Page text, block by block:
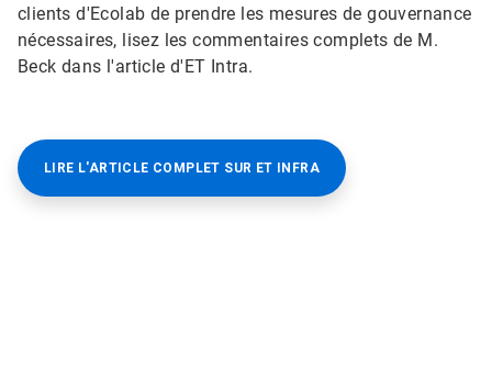
clients d'Ecolab de prendre les mesures de gouvernance
nécessaires, lisez les commentaires complets de M.
Beck dans l'article d'ET Intra.
LIRE L'ARTICLE COMPLET SUR ET INFRA